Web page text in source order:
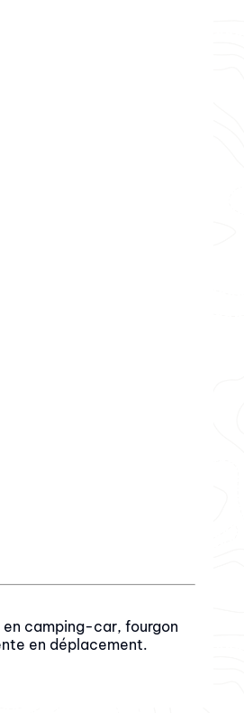
en camping-car, fourgon
en déplacement.